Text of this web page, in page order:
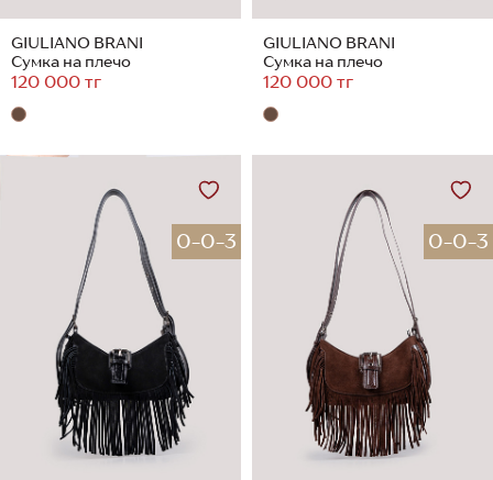
GIULIANO BRANI
Сумка на плечо
120 000 тг
GIULIANO BRANI
Сумка на плечо
120 000 тг
0-0-3 0-0-3